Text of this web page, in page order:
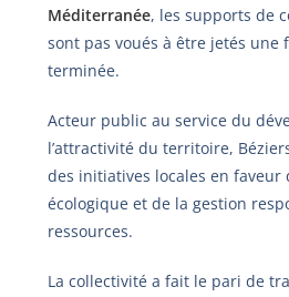
Méditerranée, les supports de
sont pas voués à être jetés une
terminée.
Acteur public au service du
l’attractivité du territoire,
des initiatives locales en faveur
écologique et de la gestion
ressources.
La collectivité a fait le pari de